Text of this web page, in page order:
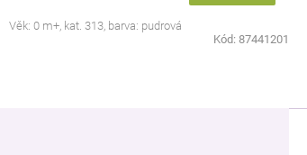
Věk: 0 m+, kat. 313, barva: pudrová
Kód: 87441201